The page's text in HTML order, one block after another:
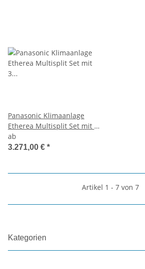
Panasonic Klimaanlage
Etherea Multisplit Set mit 3
Innengeräten mehrfarbig
ab
3.271,00 € *
Artikel 1 - 7 von 7
Kategorien